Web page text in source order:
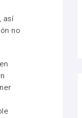
así
no